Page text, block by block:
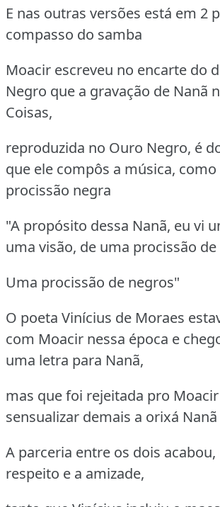
E nas outras versões está em 2
compasso do samba
Moacir escreveu no encarte do
Negro que a gravação de Nanã
Coisas,
reproduzida no Ouro Negro, é
que ele compôs a música,
procissão negra
"A propósito dessa Nanã, eu vi
uma visão, de uma procissão
Uma procissão de negros"
O poeta Vinícius de Moraes
com Moacir nessa época e
uma letra para Nanã,
mas que foi rejeitada pro
sensualizar demais a orixá Nanã
A parceria entre os dois
respeito e a amizade,